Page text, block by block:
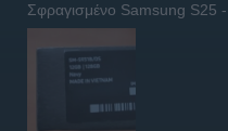
Σφραγισμένο Samsung S25